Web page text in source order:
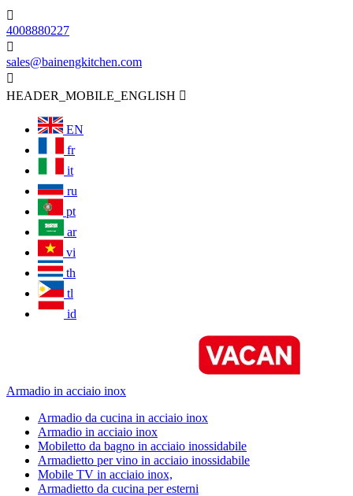

4008880227

sales@bainengkitchen.com

HEADER_MOBILE_ENGLISH 
EN
fr
it
ru
pt
ar
vi
th
tl
id
Armadio in acciaio inox
Armadio da cucina in acciaio inox
Armadio in acciaio inox
Mobiletto da bagno in acciaio inossidabile
Armadietto per vino in acciaio inossidabile
Mobile TV in acciaio inox,
Armadietto da cucina per esterni